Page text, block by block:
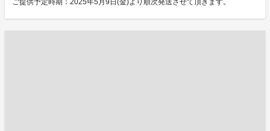
ご提供予定時期：2025年5月9日(金)より順次発送させて頂きます。